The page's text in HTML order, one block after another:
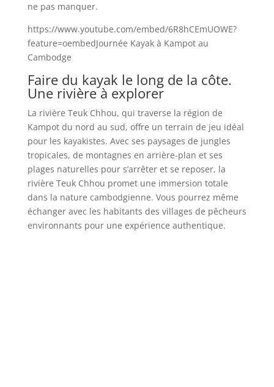
ne pas manquer.
https://www.youtube.com/embed/6R8hCEmUOWE?
feature=oembedJournée Kayak à Kampot au
Cambodge
Faire du kayak le long de la côte.
Une rivière à explorer
La rivière Teuk Chhou, qui traverse la région de
Kampot du nord au sud, offre un terrain de jeu idéal
pour les kayakistes. Avec ses paysages de jungles
tropicales, de montagnes en arrière-plan et ses
plages naturelles pour s’arrêter et se reposer, la
rivière Teuk Chhou promet une immersion totale
dans la nature cambodgienne. Vous pourrez même
échanger avec les habitants des villages de pêcheurs
environnants pour une expérience authentique.